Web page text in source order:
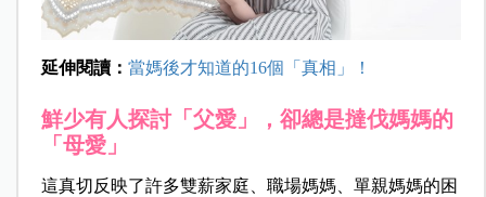
延伸閱讀： 當媽後才知道的16個「真相」！
鮮少有人探討「父愛」，卻總是撻伐媽媽的
「母愛」
這真切反映了許多雙薪家庭、職場媽媽、單親媽媽的困